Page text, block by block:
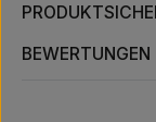
BEWERTUNGEN